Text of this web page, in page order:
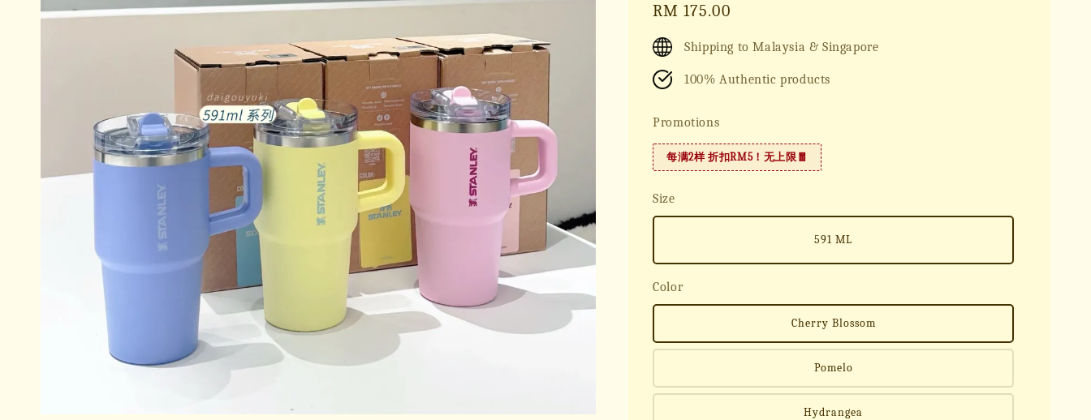
Regular
price
RM 175.00
Shipping to Malaysia & Singapore
100% Authentic products
Promotions
每满2样 折扣RM5！无上限🧧
Size
591 ML
Color
Cherry Blossom
Pomelo
Hydrangea